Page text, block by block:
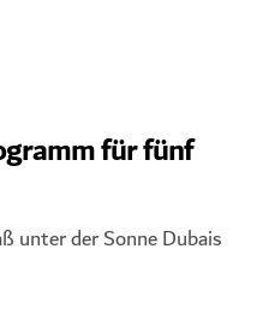
für fünf
unter der Sonne Dubais